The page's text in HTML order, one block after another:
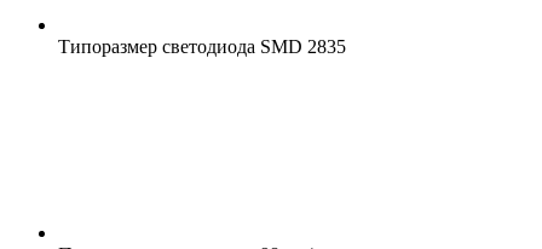
Типоразмер светодиода SMD 2835